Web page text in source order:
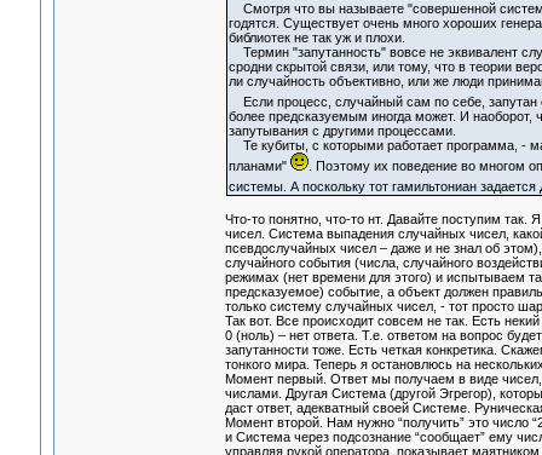
Смотря что вы называете "совершенной
годятся. Существует очень много хороших
библиотек не так уж и плохи.
Термин "запутанность" вовсе не эквивалент
сродни скрытой связи, или тому, что в теории
ли случайность объективно, или же люди
Если процесс, случайный сам по себе,
более предсказуемым иногда может. И наоборот,
запутывания с другими процессами.
Те кубиты, с которыми работает программа, -
планами"
. Поэтому их поведение во многом
системы. А поскольку тот гамильтониан
Что-то понятно, что-то нт. Давайте поступим
чисел. Система выпадения случайных чисел,
псевдослучайных чисел – даже и не знал об
случайного события (числа, случайного
режимах (нет времени для этого) и испытываем
предсказуемое) событие, а объект должен
только систему случайных чисел, - тот просто
Так вот. Все происходит совсем не так. Есть
0 (ноль) – нет ответа. Т.е. ответом на вопрос
запутанности тоже. Есть четкая конкретика.
тонкого мира. Теперь я остановлюсь на
Момент первый. Ответ мы получаем в виде чисел,
числами. Другая Система (другой Эгрегор),
даст ответ, адекватный своей Системе.
Момент второй. Нам нужно “получить” это число
и Система через подсознание “сообщает” ему
управляя рукой оператора, показывает